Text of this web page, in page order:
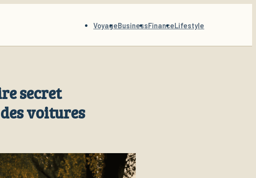
VoyageBusinessFinanceLifestyle
secret
voitures